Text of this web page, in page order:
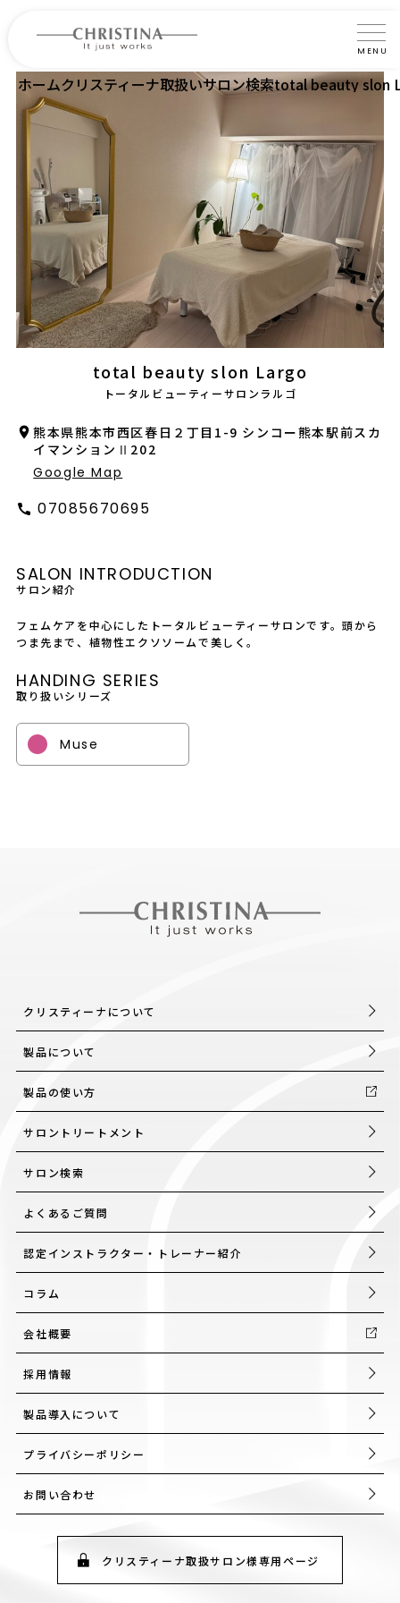
MENU
クリスティーナについて
製品について
製品の使い方
サロントリートメント
サロン検索
よくあるご質問
認定インストラクター・トレーナー紹介
採用情報
プライバシーポリシー
ホームクリスティーナ取扱いサロン検索total beauty slon
total beauty slon Largo
トータルビューティーサロンラルゴ
熊本県熊本市西区春日２丁目1-9 シンコー熊本駅前スカ
イマンションⅡ202
Google Map
07085670695
SALON INTRODUCTION
サロン紹介
フェムケアを中心にしたトータルビューティーサロンです。頭から
つま先まで、植物性エクソソームで美しく。
HANDING SERIES
取り扱いシリーズ
Muse
クリスティーナについて
製品について
製品の使い方
サロントリートメント
サロン検索
よくあるご質問
認定インストラクター・トレーナー紹介
コラム
会社概要
採用情報
製品導入について
プライバシーポリシー
お問い合わせ
クリスティーナ取扱サロン様専用ページ